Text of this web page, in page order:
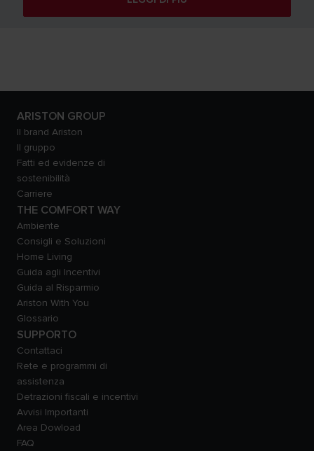
ARISTON GROUP
Il brand Ariston
Il gruppo
Fatti ed evidenze di
sostenibilità
Carriere
THE COMFORT WAY
Ambiente
Consigli e Soluzioni
Home Living
Guida agli Incentivi
Guida al Risparmio
Ariston With You
Glossario
SUPPORTO
Contattaci
Rete e programmi di
assistenza
Detrazioni fiscali e incentivi
Avvisi Importanti
Area Dowload
FAQ